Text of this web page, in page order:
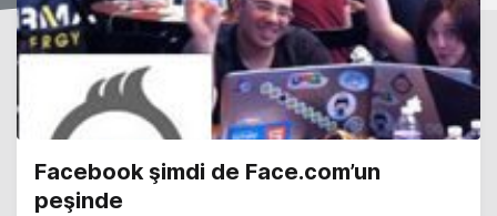
Facebook şimdi de Face.com’un
peşinde